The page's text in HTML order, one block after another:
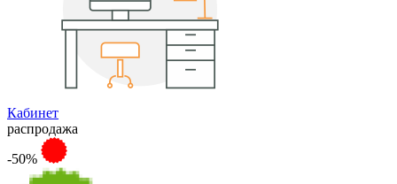
Кабинет
распродажа
-50%